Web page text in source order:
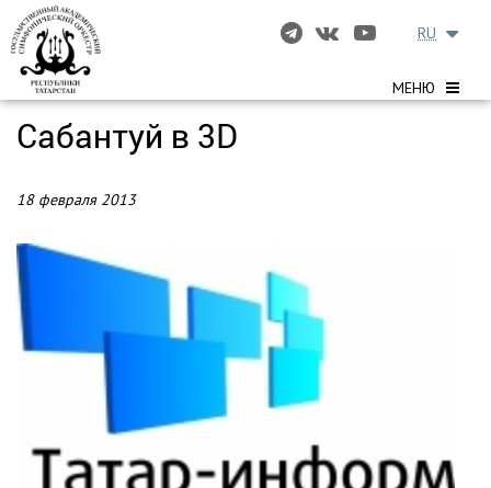
МЕНЮ
RU
Сабантуй в 3D
18 февраля 2013